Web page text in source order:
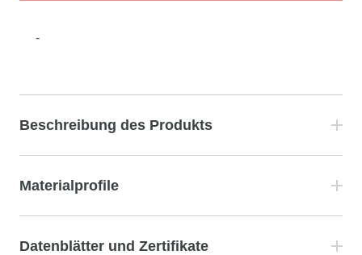
-
Beschreibung des Produkts
Materialprofile
Datenblätter und Zertifikate